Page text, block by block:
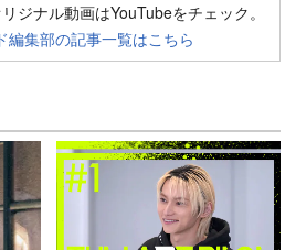
ジナル動画はYouTubeをチェック。
編集部の記事一覧はこちら